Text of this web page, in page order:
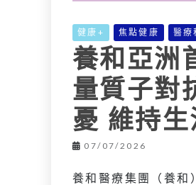
健康+ 焦點健康 醫療
養和亞洲
量質子對
憂 維持
07/07/2026
養和醫療集團（養和